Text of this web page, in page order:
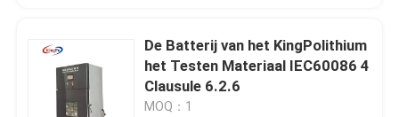
Contacteer ons
De Batterij van het KingPolithium
het Testen Materiaal IEC60086 4
Clausule 6.2.6
MOQ：1